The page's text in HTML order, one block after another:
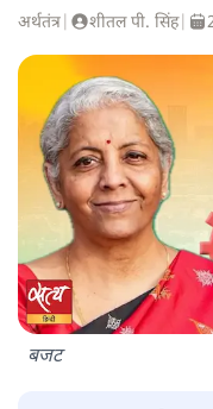
अर्थतंत्र शीतल पी. सिंह|
बजट